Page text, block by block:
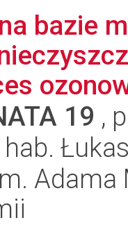
bazie
19 ,